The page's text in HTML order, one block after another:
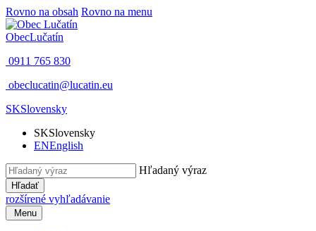
Rovno na obsah Rovno na menu
ObecLučatín
0911 765 830
obeclucatin@lucatin.eu
SKSlovensky
SKSlovensky
ENEnglish
Hľadaný výraz
Hľadať
rozšírené vyhľadávanie
Menu